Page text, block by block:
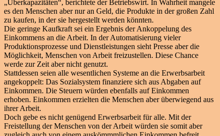
„Überkapazitäten“, berichtete der Betriebswirt. In Wahrheit mangele
es den Menschen aber nur an Geld, die Produkte in der großen Zahl
zu kaufen, in der sie hergestellt werden könnten.
Die geringe Kaufkraft sei ein Ergebnis der Ankoppelung des
Einkommens an die Arbeit. In der Automatisierung vieler
Produktionsprozesse und Dienstleistungen sieht Presse aber die
Möglichkeit, Menschen von Arbeit freizustellen. Diese Chance
werde zur Zeit aber nicht genutzt.
Stattdessen seien alle wesentlichen Systeme an die Erwerbsarbeit
angekoppelt: Das Sozialsystem finanziere sich aus Abgaben auf
Einkommen. Die Steuern würden ebenfalls auf Einkommen
erhoben. Einkommen erzielten die Menschen aber überwiegend aus
ihrer Arbeit.
Doch gebe es nicht genügend Erwerbsarbeit für alle. Mit der
Freistellung der Menschen von der Arbeit würden sie somit aber